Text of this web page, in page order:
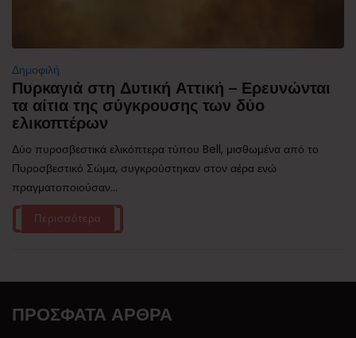
Δημοφιλή
Πυρκαγιά στη Δυτική Αττική – Ερευνώνται
τα αίτια της σύγκρουσης των δύο
ελικοπτέρων
Δύο πυροσβεστικά ελικόπτερα τύπου Bell, μισθωμένα από το
Πυροσβεστικό Σώμα, συγκρούστηκαν στον αέρα ενώ
πραγματοποιούσαν...
Περισσότερα
ΠΡΌΣΦΑΤΑ ΆΡΘΡΑ